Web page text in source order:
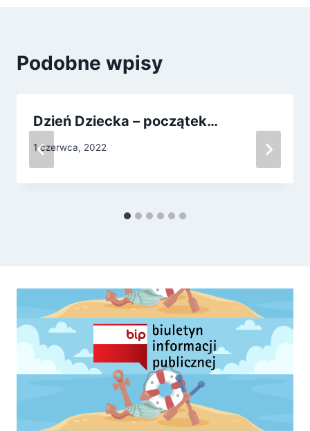
Podobne wpisy
Dzień Dziecka – początek…
1 czerwca, 2022